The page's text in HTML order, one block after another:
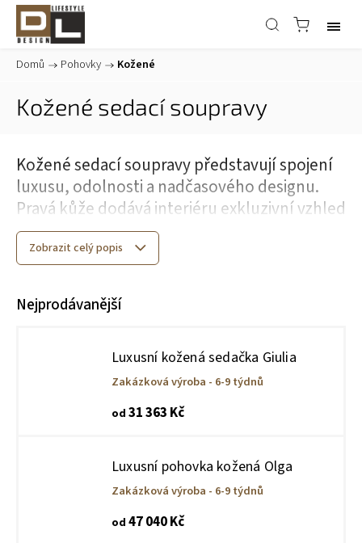
Domů / Pohovky / Kožené
Kožené sedací soupravy
Kožené sedací soupravy představují spojení
luxusu, odolnosti a nadčasového designu.
Pravá kůže dodává interiéru exkluzivní vzhled
a zároveň nabízí dlouhou životnost i
snadnou údržbu. V nabídce najdete moderní
rohových sedacích souprav
sestav 3+2+1, které vytvářejí harmonický
Zobrazit celý popis
Nejprodávanější
Luxusní kožená sedačka Giulia
Zakázková výroba - 6-9 týdnů
od 31 363 Kč
Luxusní pohovka kožená Olga
Zakázková výroba - 6-9 týdnů
od 47 040 Kč